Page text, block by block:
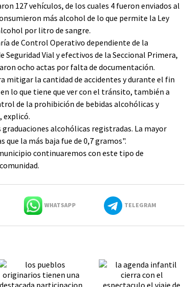
127 vehículos, de los cuales 4 fueron enviados al
más alcohol de lo que permite la Ley
por litro de sangre.
de Control Operativo dependiente de la
Vial y efectivos de la Seccional Primera,
ocho actas por falta de documentación.
mitigar la cantidad de accidentes y durante el fin
lo que tiene que ver con el tránsito, también a
de la prohibición de bebidas alcohólicas y
explicó.
alcohólicas registradas. La mayor
la más baja fue de 0,7 gramos".
continuaremos con este tipo de
WHATSAPP TELEGRAM